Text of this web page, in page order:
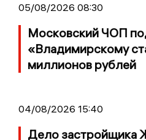
05/08/2026 08:30
Московский ЧОП
«Владимирскому
миллионов рублей
04/08/2026 15:40
Дело застройщика